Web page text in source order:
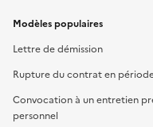
Modèles populaires
Lettre de démission
Rupture du contrat en
Convocation à un entretien
personnel